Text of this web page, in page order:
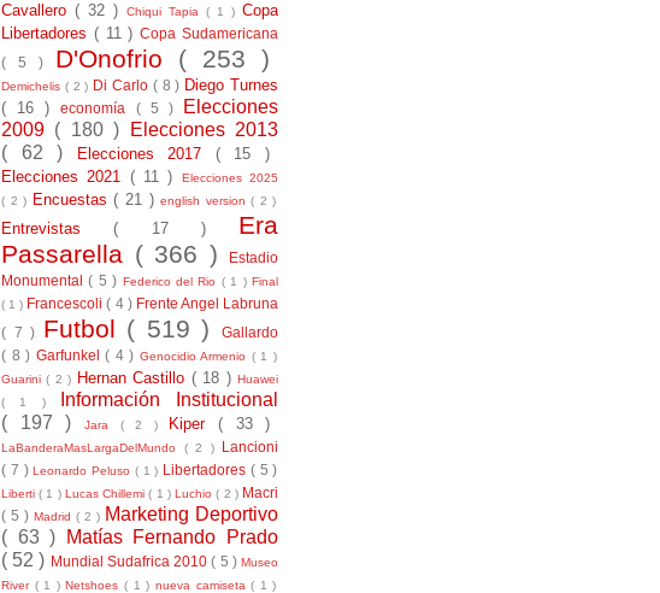
Cavallero ( 32 ) Chiqui Tapia ( 1 ) Copa
Libertadores ( 11 )Copa Sudamericana
( 5 ) D'Onofrio ( 253 )
Demichelis ( 2 ) Di Carlo ( 8 ) Diego Turnes
( 16 )economía ( 5 )
Elecciones
2009 ( 180 )
Elecciones 2013
( 62 )
Elecciones 2017 ( 15 )
Elecciones 2021 ( 11 )
Elecciones 2025
( 2 )
Encuestas( 21 )english version( 2 )
Entrevistas( 17 ) Era
Passarella ( 366 )
Estadio
Monumental( 5 ) Federico del Rio ( 1 )Final
( 1 ) Francescoli( 4 ) Frente Angel Labruna
( 7 ) Futbol ( 519 )Gallardo
( 8 ) Garfunkel ( 4 ) Genocidio Armenio ( 1 )
Guarini( 2 ) Hernan Castillo ( 18 )Huawei
( 1 )
Información Institucional
( 197 )
Jara ( 2 ) Kiper( 33 )
LaBanderaMasLargaDelMundo ( 2 ) Lancioni
( 7 )Leonardo Peluso ( 1 ) Libertadores ( 5 )
Liberti( 1 ) Lucas Chillemi( 1 )Luchio( 2 ) Macri
( 5 ) Madrid ( 2 ) Marketing Deportivo
( 63 )
Matías Fernando Prado
( 52 ) Mundial Sudafrica 2010( 5 )Museo
River ( 1 )Netshoes( 1 ) nueva camiseta( 1 )